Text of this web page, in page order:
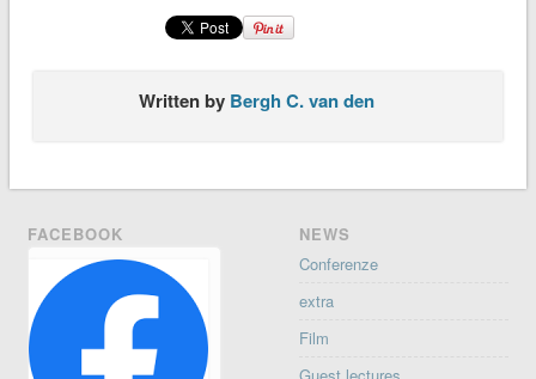
Written by Bergh C. van den
FACEBOOK
NEWS
Conferenze
extra
Film